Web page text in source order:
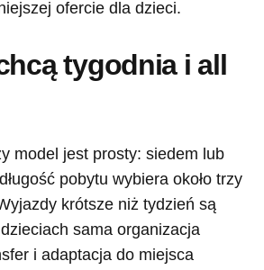
ofercie dla dzieci.
tygodnia i all
model jest prosty: siedem lub
pobytu wybiera około trzy
krótsze niż tydzień są
sama organizacja
i adaptacja do miejsca